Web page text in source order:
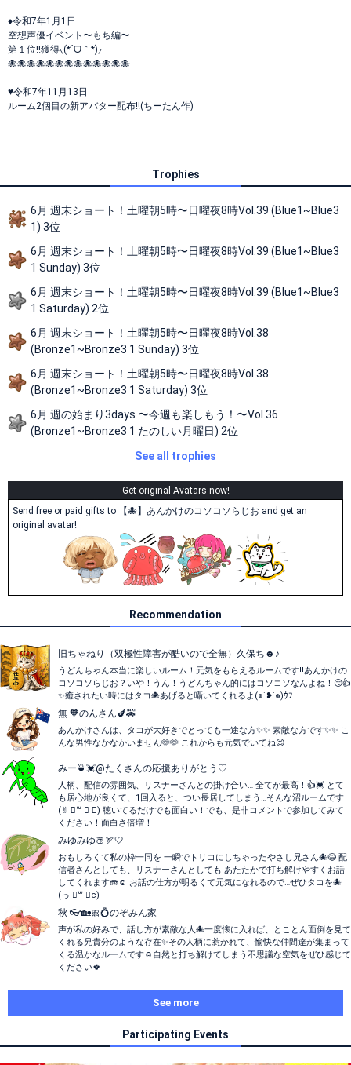
♦令和7年1月1日
空想声優イベント〜もち編〜
第１位‼️獲得⸜(*´ᗜ｀*)⸝
🐙🐙🐙🐙🐙🐙🐙🐙🐙🐙🐙🐙🐙
♥令和7年11月13日
ルーム2個目の新アバター配布‼️(ちーたん作)
Trophies
6月 週末ショート！土曜朝5時〜日曜夜8時Vol.39 (Blue1~Blue3
1) 3位
6月 週末ショート！土曜朝5時〜日曜夜8時Vol.39 (Blue1~Blue3
1 Sunday) 3位
6月 週末ショート！土曜朝5時〜日曜夜8時Vol.39 (Blue1~Blue3
1 Saturday) 2位
6月 週末ショート！土曜朝5時〜日曜夜8時Vol.38
(Bronze1~Bronze3 1 Sunday) 3位
6月 週末ショート！土曜朝5時〜日曜夜8時Vol.38
(Bronze1~Bronze3 1 Saturday) 3位
6月 週の始まり3days 〜今週も楽しもう！〜Vol.36
(Bronze1~Bronze3 1 たのしい月曜日) 2位
See all trophies
Get original Avatars now!
Send free or paid gifts to 【🐙】あんかけのコソコソらじお and get an
original avatar!
Recommendation
旧ちゃねり（双極性障害が酷いので全無）久保ち☻♪
うどんちゃん本当に楽しいルーム！元気をもらえるルームです‼️あんかけの
コソコソらじお？いや！うん！うどんちゃん的にはコソコソなんよね！😏👍
✨️癒されたい時にはタコ🐙あげると囁いてくれるよ(๑˙❥˙๑)ｳﾌ
無 🧡のんさん🍆🚕
あんかけさんは、タコが大好きでとっても一途な方✨✨ 素敵な方です✨✨ こ
んな男性なかなかいません🫶🫶 これからも元気でいてね😉
みー🍵💓@たくさんの応援ありがとう♡
人柄、配信の雰囲気、リスナーさんとの掛け合い… 全てが最高！👍💓 とて
も居心地が良くて、1回入ると、つい長居してしまう…そんな沼ルームです
(︎︎︎︎✌︎ ॑꒳ ॑ ︎︎︎︎✌︎) 聴いてるだけでも面白い！でも、是非コメントで参加してみて
ください！面白さ倍増！
みゆみゆ🍑🏹🤍
おもしろくて私の枠一同を 一瞬でトリコにしちゃったやさし兄さん🐙😂 配
信者さんとしても、リスナーさんとしても あたたかで打ち解けやすくお話
してくれます🪼☺️ お話の仕方が明るくて元気になれるので…ぜひタコを🐙
(っ ॑꒳ ॑c)
秋 👓🏡🎀💍のぞみん家
声が私の好みで、話し方が素敵な人🐙一度懐に入れば、とことん面倒を見て
くれる兄貴分のような存在✨その人柄に惹かれて、愉快な仲間達が集まって
くる温かなルームです☺️自然と打ち解けてしまう不思議な空気をぜひ感じて
ください🍀
See more
Participating Events